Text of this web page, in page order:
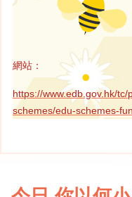
網站：
https://www.edb.gov.hk/
schemes/edu-schemes-